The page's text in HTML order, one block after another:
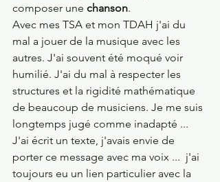
composer une chanson.
Avec mes TSA et mon TDAH j'ai du
mal a jouer de la musique avec les
autres. J'ai souvent été moqué voir
humilié. J'ai du mal à respecter les
structures et la rigidité mathématique
de beaucoup de musiciens. Je me suis
longtemps jugé comme inadapté ...
J'ai écrit un texte, j'avais envie de
porter ce message avec ma voix ...  j'ai
toujours eu un lien particulier avec la